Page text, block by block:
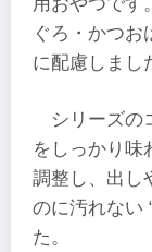
用おやつです
ぐろ・かつ
に配慮しまし
シリーズの
をしっかり味
調整し、出し
のに汚れない
た。